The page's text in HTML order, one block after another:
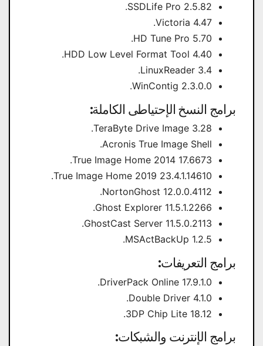
SSDLife Pro 2.5.82.
Victoria 4.47.
HD Tune Pro 5.70.
HDD Low Level Format Tool 4.40.
LinuxReader 3.4.
WinContig 2.3.0.0.
برامج النسخ الإحتياطى الكاملة:
TeraByte Drive Image 3.28.
Acronis True Image Shell.
True Image Home 2014 17.6673.
True Image Home 2019 23.4.1.14610.
NortonGhost 12.0.0.4112.
Ghost Explorer 11.5.1.2266.
GhostCast Server 11.5.0.2113.
MSActBackUp 1.2.5.
برامج التعريفات:
DriverPack Online 17.9.1.0.
Double Driver 4.1.0.
3DP Chip Lite 18.12.
برامج الإنترنت والشبكات: